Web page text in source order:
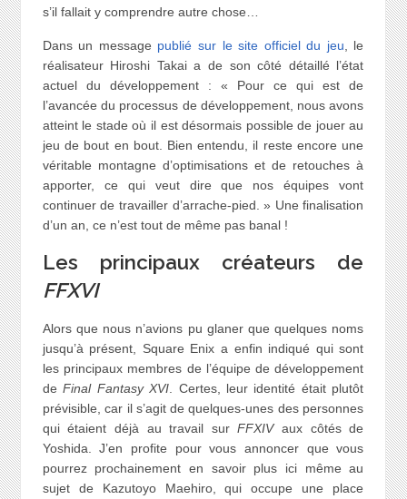
s’il fallait y comprendre autre chose…
Dans un message publié sur le site officiel du jeu , le
réalisateur Hiroshi Takai a de son côté détaillé l’état
actuel du développement : « Pour ce qui est de
l’avancée du processus de développement, nous avons
atteint le stade où il est désormais possible de jouer au
jeu de bout en bout. Bien entendu, il reste encore une
véritable montagne d’optimisations et de retouches à
apporter, ce qui veut dire que nos équipes vont
continuer de travailler d’arrache-pied. » Une finalisation
d’un an, ce n’est tout de même pas banal !
Les principaux créateurs de
FFXVI
Alors que nous n’avions pu glaner que quelques noms
jusqu’à présent, Square Enix a enfin indiqué qui sont
les principaux membres de l’équipe de développement
deFinal Fantasy XVI . Certes, leur identité était plutôt
prévisible, car il s’agit de quelques-unes des personnes
qui étaient déjà au travail surFFXIVaux côtés de
Yoshida. J’en profite pour vous annoncer que vous
pourrez prochainement en savoir plus ici même au
sujet de Kazutoyo Maehiro, qui occupe une place